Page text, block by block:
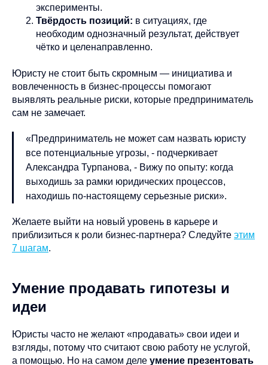
эксперименты.
Твёрдость позиций: в ситуациях, где
необходим однозначный результат, действует
чётко и целенаправленно.
Юристу не стоит быть скромным — инициатива и
вовлеченность в бизнес-процессы помогают
выявлять реальные риски, которые предприниматель
сам не замечает.
«Предприниматель не может сам назвать юристу
все потенциальные угрозы, - подчеркивает
Александра Турпанова, - Вижу по опыту: когда
выходишь за рамки юридических процессов,
находишь по-настоящему серьезные риски».
Желаете выйти на новый уровень в карьере и
приблизиться к роли бизнес-партнера? Следуйте этим
7 шагам.
Умение продавать гипотезы и
идеи
Юристы часто не желают «продавать» свои идеи и
взгляды, потому что считают свою работу не услугой,
а помощью. Но на самом деле умение презентовать